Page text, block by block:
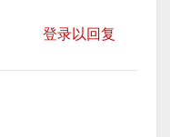
登录以回复